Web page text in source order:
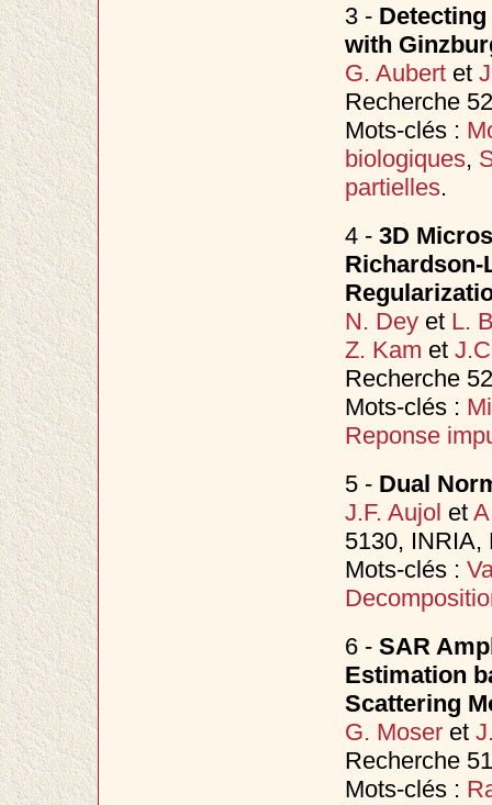
3 -
with
G. Aubertet
Recherche
Mots-clés :
biologiques,
partielles.
4 - 3D
Richardson-
N. Deyet L.
Z. Kam et
Recherche
Mots-clés :
Reponse
5 - Dual
J.F. Aujol et
5130,
Mots-clés :
6 - SAR
Estimation
Scattering
G. Moseret
Recherche
Mots-clés :